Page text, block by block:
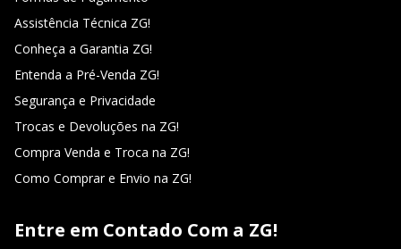
Assistência Técnica ZG!
Conheça a Garantia ZG!
Entenda a Pré-Venda ZG!
Segurança e Privacidade
Trocas e Devoluções na ZG!
Compra Venda e Troca na ZG!
Como Comprar e Envio na ZG!
Entre em Contado Com a ZG!